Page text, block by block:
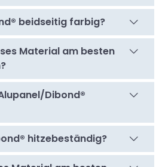
beidseitig farbig?
Material am besten
Dibond®
hitzebeständig?